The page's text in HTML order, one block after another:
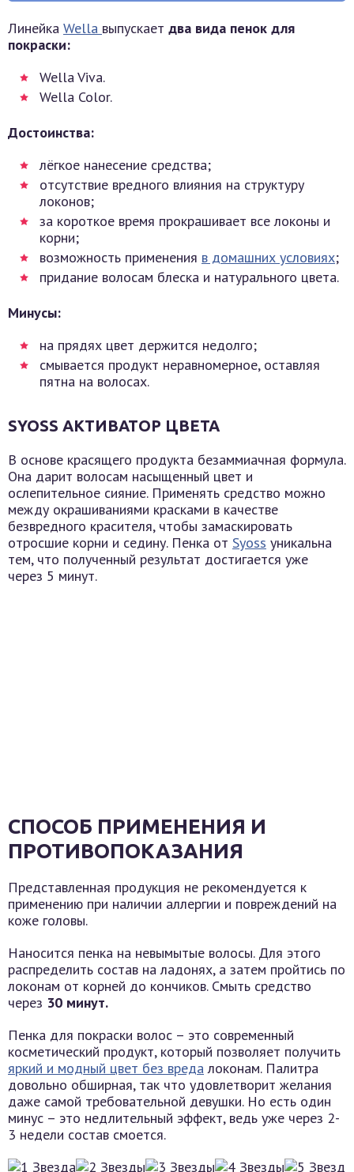
Линейка Wella выпускает два вида пенок для
покраски:
Wella Viva.
Wella Color.
Достоинства:
лёгкое нанесение средства;
отсутствие вредного влияния на структуру
локонов;
за короткое время прокрашивает все локоны и
корни;
возможность применения в домашних условиях;
придание волосам блеска и натурального цвета.
Минусы:
на прядях цвет держится недолго;
смывается продукт неравномерное, оставляя
пятна на волосах.
SYOSS АКТИВАТОР ЦВЕТА
В основе красящего продукта безаммиачная формула.
Она дарит волосам насыщенный цвет и
ослепительное сияние. Применять средство можно
между окрашиваниями красками в качестве
безвредного красителя, чтобы замаскировать
отросшие корни и седину. Пенка от Syoss уникальна
тем, что полученный результат достигается уже
через 5 минут.
СПОСОБ ПРИМЕНЕНИЯ И
ПРОТИВОПОКАЗАНИЯ
Представленная продукция не рекомендуется к
применению при наличии аллергии и повреждений на
коже головы.
Наносится пенка на невымытые волосы. Для этого
распределить состав на ладонях, а затем пройтись по
локонам от корней до кончиков. Смыть средство
через 30 минут.
Пенка для покраски волос – это современный
косметический продукт, который позволяет получить
яркий и модный цвет без вреда локонам. Палитра
довольно обширная, так что удовлетворит желания
даже самой требовательной девушки. Но есть один
минус – это недлительный эффект, ведь уже через 2-
3 недели состав смоется.